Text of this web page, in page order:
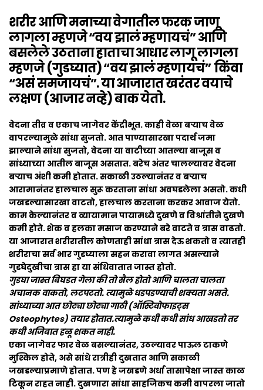
शरीर आणि मनाच्या वेगातील फरक जाणू
लागला म्हणजे “वय झालं म्हणायचं” आणि
बसलेले उठताना हाताचा आधार लागू लागला
म्हणजे (गुडघ्यात) “वय झालं म्हणायचं” किंवा
“असं समजायचं”. या आजारात खरंतर वयाचे
लक्षण (आजार नव्हे) बाक येतो.
वेदना तीव्र व एकाच जागेवर केंद्रीभूत. काही वेळा बऱ्याच वेळ
वापरल्यामुळे सांधा सुजतो. आत पाण्यासारखा पदार्थ जमा
झाल्याने सांधा सुजतो, वेदना या वाटीच्या आतल्या बाजूस व
सांध्याच्या आतील बाजूस असतात. बरेच अंतर चालल्यावर वेदना
बऱ्याच अंशी कमी होतात. सकाळी उठल्यानंतर व बऱ्याच
आरामानंतर हालचाल सुरू करताना सांधा अवघडलेला असतो. कधी
जखडल्यासारखा वाटतो, हालचाल करताना करकर आवाज येतो.
काम केल्यानंतर व व्यायामान पायामध्ये दुखणे व विश्रांतीने दुखणे
कमी होते. शेक व हलका मसाज करण्याने बरे वाटते व त्रास वाढतो.
या आजारात शरीरातील कोणताही सांधा त्रास देऊ शकतो व त्यातही
शरीराचा सर्व भार गुडघ्याला सहन करावा लागत असल्याने
गुडघेदुखीचा त्रास हा या संधिवातात जास्त होतो.
गुडघा जास्त बिघडत गेला की तो सैल होतो आणि चालता चालता
अचानक वाकतो, लटपटतो. त्यामुळे धडपडण्याची शक्यता असते.
सांध्याच्या आत छोट्या छोट्या गाठी (ऑस्टिवोफाइट्स
Osteophytes) तयार होतात.त्यामुळे कधी कधी सांध आखडतो तर
कधी अजिबात हळू शकत नाही.
एका जागेवर फार वेळ बसल्यानंतर, उठल्यावर पाऊल टाकणे
मुश्किल होते, असे सांधे रात्रीही दुखतात आणि सकाळी
जखडल्याप्रमाणे होतात. पण हे जखडणे अर्धा तासापेक्षा जास्त काळ
टिकून राहत नाही. दुखणारा सांधा साहजिकच कमी वापरला जातो